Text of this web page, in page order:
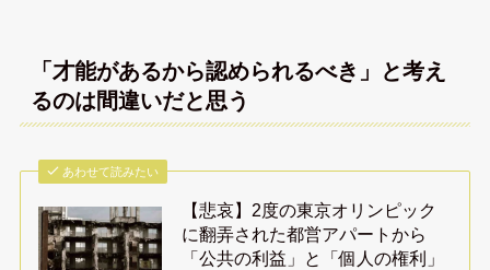
「才能があるから認められるべき」と考え
るのは間違いだと思う
あわせて読みたい
【悲哀】2度の東京オリンピック
に翻弄された都営アパートから
「公共の利益」と「個人の権利」